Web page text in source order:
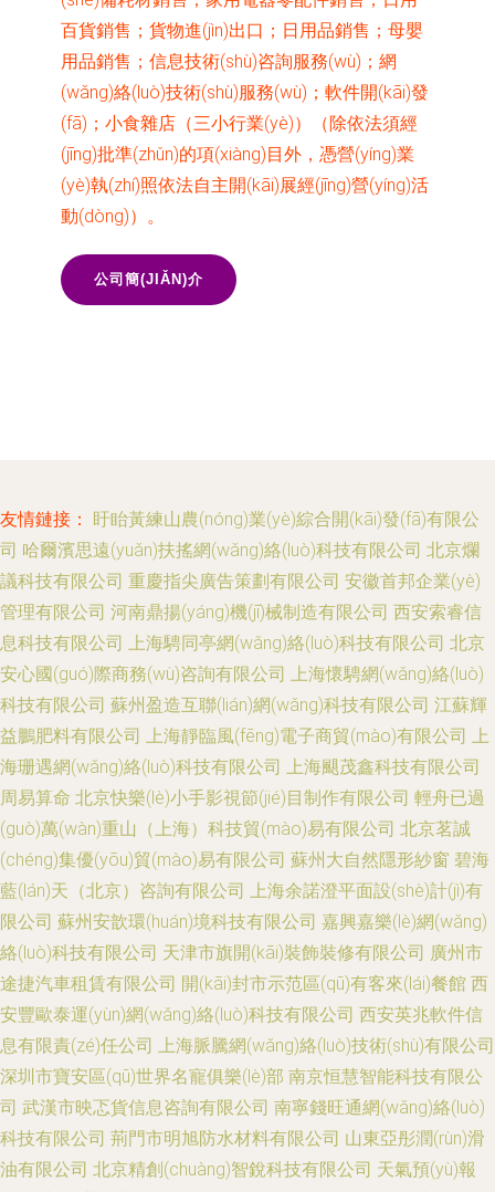
百貨銷售；貨物進(jìn)出口；日用品銷售；母嬰
用品銷售；信息技術(shù)咨詢服務(wù)；網
(wǎng)絡(luò)技術(shù)服務(wù)；軟件開(kāi)發
(fā)；小食雜店（三小行業(yè)）（除依法須經
(jīng)批準(zhǔn)的項(xiàng)目外，憑營(yíng)業
(yè)執(zhí)照依法自主開(kāi)展經(jīng)營(yíng)活
動(dòng)）。
公司簡(JIǍN)介
友情鏈接：
盱眙黃練山農(nóng)業(yè)綜合開(kāi)發(fā)有限公
司 哈爾濱思遠(yuǎn)扶搖網(wǎng)絡(luò)科技有限公司 北京爛
議科技有限公司 重慶指尖廣告策劃有限公司 安徽首邦企業(yè)
管理有限公司 河南鼎揚(yáng)機(jī)械制造有限公司 西安索睿信
息科技有限公司 上海騁同亭網(wǎng)絡(luò)科技有限公司 北京
安心國(guó)際商務(wù)咨詢有限公司 上海懷騁網(wǎng)絡(luò)
科技有限公司 蘇州盈造互聯(lián)網(wǎng)科技有限公司 江蘇輝
益鵬肥料有限公司 上海靜臨風(fēng)電子商貿(mào)有限公司 上
海珊遇網(wǎng)絡(luò)科技有限公司 上海颶茂鑫科技有限公司
周易算命 北京快樂(lè)小手影視節(jié)目制作有限公司 輕舟已過
(guò)萬(wàn)重山（上海）科技貿(mào)易有限公司 北京茗誠
(chéng)集優(yōu)貿(mào)易有限公司 蘇州大自然隱形紗窗 碧海
藍(lán)天（北京）咨詢有限公司 上海余諾澄平面設(shè)計(jì)有
限公司 蘇州安歆環(huán)境科技有限公司 嘉興嘉樂(lè)網(wǎng)
絡(luò)科技有限公司 天津市旗開(kāi)裝飾裝修有限公司 廣州市
途捷汽車租賃有限公司 開(kāi)封市示范區(qū)有客來(lái)餐館 西
安豐歐泰運(yùn)網(wǎng)絡(luò)科技有限公司 西安英兆軟件信
息有限責(zé)任公司 上海脈騰網(wǎng)絡(luò)技術(shù)有限公司
深圳市寶安區(qū)世界名寵俱樂(lè)部 南京恒慧智能科技有限公
司 武漢市映忑貨信息咨詢有限公司 南寧錢旺通網(wǎng)絡(luò)
科技有限公司 荊門市明旭防水材料有限公司 山東亞彤潤(rùn)滑
油有限公司 北京精創(chuàng)智銳科技有限公司 天氣預(yù)報